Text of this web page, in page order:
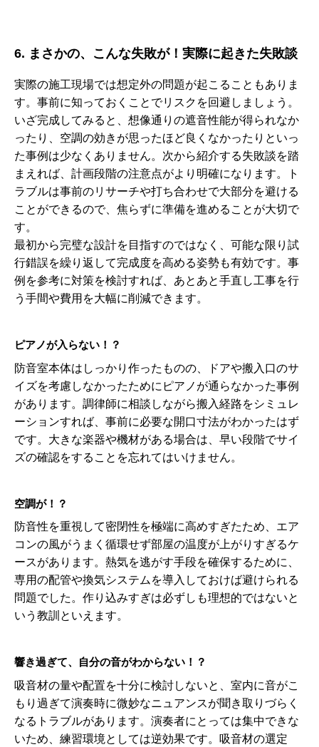
6. まさかの、こんな失敗が！実際に起きた失敗談
実際の施工現場では想定外の問題が起こることもありま
す。事前に知っておくことでリスクを回避しましょう。
いざ完成してみると、想像通りの遮音性能が得られなか
ったり、空調の効きが思ったほど良くなかったりといっ
た事例は少なくありません。次から紹介する失敗談を踏
まえれば、計画段階の注意点がより明確になります。ト
ラブルは事前のリサーチや打ち合わせで大部分を避ける
ことができるので、焦らずに準備を進めることが大切で
す。
最初から完璧な設計を目指すのではなく、可能な限り試
行錯誤を繰り返して完成度を高める姿勢も有効です。事
例を参考に対策を検討すれば、あとあと手直し工事を行
う手間や費用を大幅に削減できます。
ピアノが入らない！？
防音室本体はしっかり作ったものの、ドアや搬入口のサ
イズを考慮しなかったためにピアノが通らなかった事例
があります。調律師に相談しながら搬入経路をシミュレ
ーションすれば、事前に必要な開口寸法がわかったはず
です。大きな楽器や機材がある場合は、早い段階でサイ
ズの確認をすることを忘れてはいけません。
空調が！？
防音性を重視して密閉性を極端に高めすぎたため、エア
コンの風がうまく循環せず部屋の温度が上がりすぎるケ
ースがあります。熱気を逃がす手段を確保するために、
専用の配管や換気システムを導入しておけば避けられる
問題でした。作り込みすぎは必ずしも理想的ではないと
いう教訓といえます。
響き過ぎて、自分の音がわからない！？
吸音材の量や配置を十分に検討しないと、室内に音がこ
もり過ぎて演奏時に微妙なニュアンスが聞き取りづらく
なるトラブルがあります。演奏者にとっては集中できな
いため、練習環境としては逆効果です。吸音材の選定